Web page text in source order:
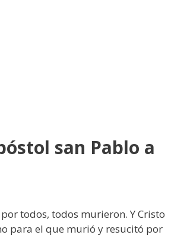
san Pablo a
todos, todos murieron. Y Cristo
para el que murió y resucitó por